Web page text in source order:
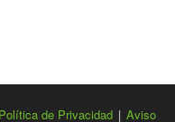
Política de Privacidad | Aviso